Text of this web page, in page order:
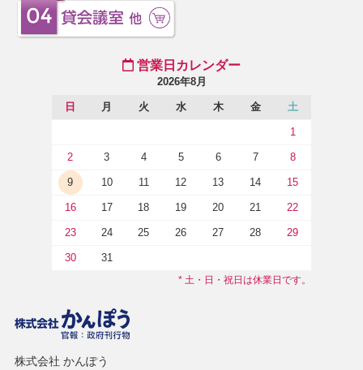
営業日カレンダー
2026年8月
日 月 火 水 木 金 土
1
2 3 4 5 6 7 8
9 10 11 12 13 14 15
16 17 18 19 20 21 22
23 24 25 26 27 28 29
30 31
* 土・日・祝日は休業日です。
株式会社 かんぽう